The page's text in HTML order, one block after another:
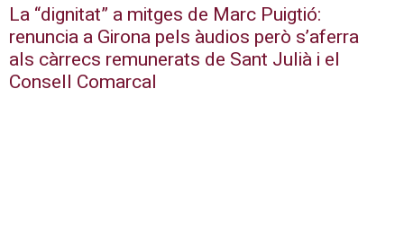
La “dignitat” a mitges de Marc Puigtió:
renuncia a Girona pels àudios però s’aferra
als càrrecs remunerats de Sant Julià i el
Consell Comarcal